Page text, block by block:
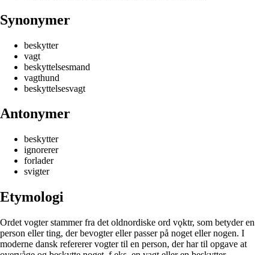
Synonymer
beskytter
vagt
beskyttelsesmand
vagthund
beskyttelsesvagt
Antonymer
beskytter
ignorerer
forlader
svigter
Etymologi
Ordet vogter stammer fra det oldnordiske ord vǫktr, som betyder en
person eller ting, der bevogter eller passer på noget eller nogen. I
moderne dansk refererer vogter til en person, der har til opgave at